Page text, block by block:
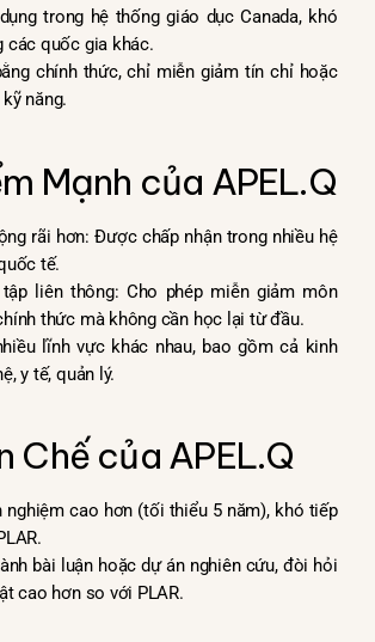
trong hệ thống giáo dục Canada, khó
các quốc gia khác.
chính thức, chỉ miễn giảm tín chỉ hoặc
năng.
Mạnh của APEL.Q
rãi hơn: Được chấp nhận trong nhiều hệ
tế.
liên thông: Cho phép miễn giảm môn
thức mà không cần học lại từ đầu.
lĩnh vực khác nhau, bao gồm cả kinh
y tế, quản lý.
Chế của APEL.Q
nghiệm cao hơn (tối thiểu 5 năm), khó tiếp
bài luận hoặc dự án nghiên cứu, đòi hỏi
cao hơn so với PLAR.